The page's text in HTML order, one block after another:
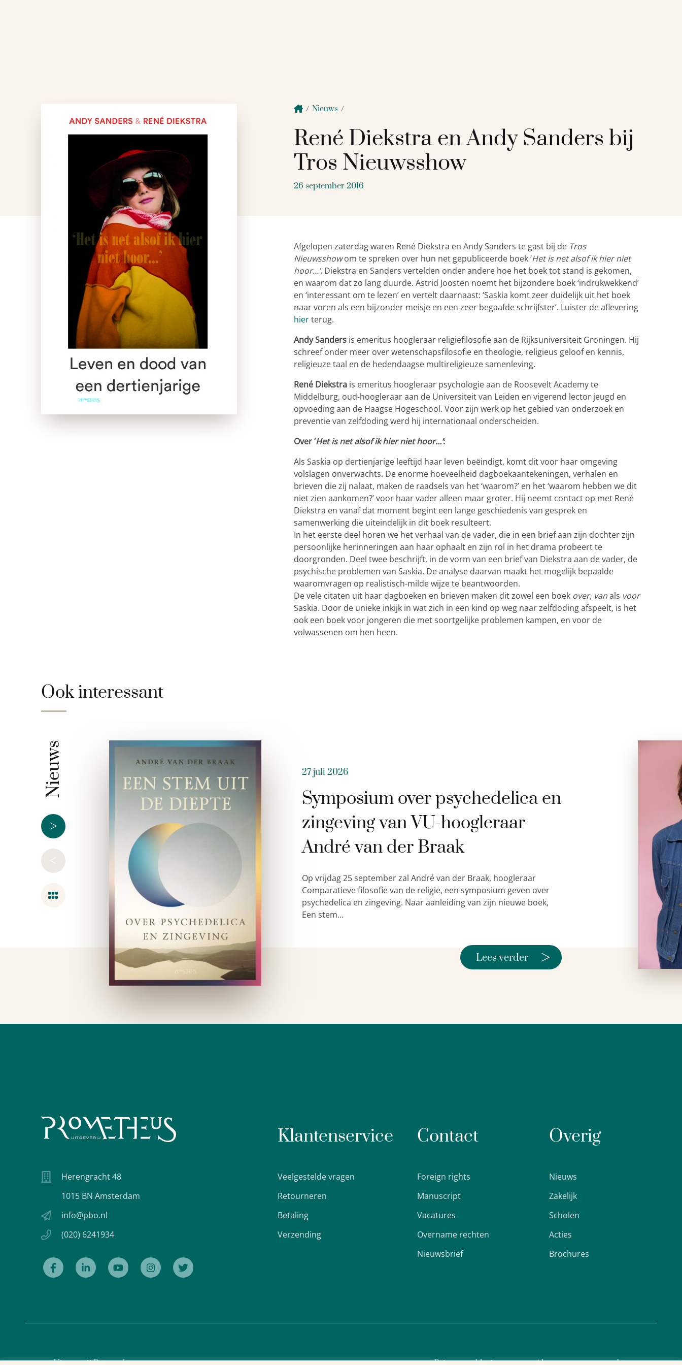
/ Nieuws /
René Diekstra en Andy Sanders bij
Tros Nieuwsshow
26 september 2016
Afgelopen zaterdag waren René Diekstra en Andy Sanders te gast bij de Tros
Nieuwsshowom te spreken over hun net gepubliceerde boek ‘Het is net alsof ik hier niet
hoor…’. Diekstra en Sanders vertelden onder andere hoe het boek tot stand is gekomen,
en waarom dat zo lang duurde. Astrid Joosten noemt het bijzondere boek ‘indrukwekkend’
en ‘interessant om te lezen’ en vertelt daarnaast: ‘Saskia komt zeer duidelijk uit het boek
naar voren als een bijzonder meisje en een zeer begaafde schrijfster’. Luister de aflevering
hierterug.
Andy Sanders is emeritus hoogleraar religiefilosofie aan de Rijksuniversiteit Groningen. Hij
schreef onder meer over wetenschapsfilosofie en theologie, religieus geloof en kennis,
religieuze taal en de hedendaagse multireligieuze samenleving.
René Diekstra is emeritus hoogleraar psychologie aan de Roosevelt Academy te
Middelburg, oud-hoogleraar aan de Universiteit van Leiden en vigerend lector jeugd en
opvoeding aan de Haagse Hogeschool. Voor zijn werk op het gebied van onderzoek en
preventie van zelfdoding werd hij internationaal onderscheiden.
Over ‘Het is net alsof ik hier niet hoor…’:
Als Saskia op dertienjarige leeftijd haar leven beëindigt, komt dit voor haar omgeving
volslagen onverwachts. De enorme hoeveelheid dagboekaantekeningen, verhalen en
brieven die zij nalaat, maken de raadsels van het ‘waarom?’ en het ‘waarom hebben we dit
niet zien aankomen?’ voor haar vader alleen maar groter. Hij neemt contact op met René
Diekstra en vanaf dat moment begint een lange geschiedenis van gesprek en
samenwerking die uiteindelijk in dit boek resulteert.
In het eerste deel horen we het verhaal van de vader, die in een brief aan zijn dochter zijn
persoonlijke herinneringen aan haar ophaalt en zijn rol in het drama probeert te
doorgronden. Deel twee beschrijft, in de vorm van een brief van Diekstra aan de vader, de
psychische problemen van Saskia. De analyse daarvan maakt het mogelijk bepaalde
waaromvragen op realistisch-milde wijze te beantwoorden.
De vele citaten uit haar dagboeken en brieven maken dit zowel een boek over, vanals voor
Saskia. Door de unieke inkijk in wat zich in een kind op weg naar zelfdoding afspeelt, is het
ook een boek voor jongeren die met soortgelijke problemen kampen, en voor de
volwassenen om hen heen.
Ook interessant
Nieuws
>
<
27 juli 2026
Symposium over psychedelica en
zingeving van VU-hoogleraar
André van der Braak
Op vrijdag 25 september zal André van der Braak, hoogleraar
Comparatieve filosofie van de religie, een symposium geven over
psychedelica en zingeving. Naar aanleiding van zijn nieuwe boek,
Een stem…
Lees verder >
Herengracht 48
1015 BN Amsterdam
info@pbo.nl
(020) 6241934
Klantenservice
Veelgestelde vragen
Retourneren
Betaling
Verzending
Contact
Foreign rights
Manuscript
Vacatures
Overname rechten
Nieuwsbrief
Overig
Nieuws
Zakelijk
Scholen
Acties
Brochures